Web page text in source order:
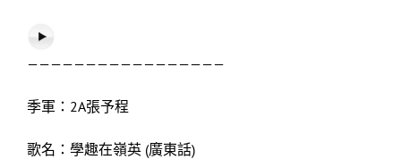
—————————————————
季軍：2A張予程
歌名：學趣在嶺英 (廣東話)